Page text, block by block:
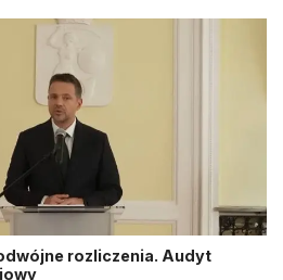
rozliczenia. Audyt